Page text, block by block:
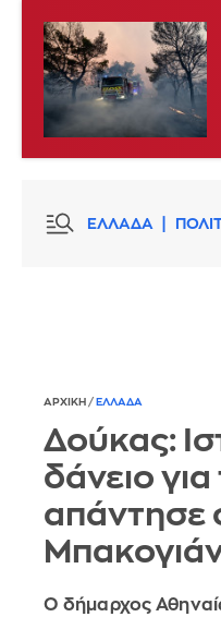
ΕΛΛΑΔΑ
ΑΡΧΙΚΗ / ΕΛΛΑΔΑ
Δούκας:
δάνειο για
απάντησε
Ο δήμαρχος